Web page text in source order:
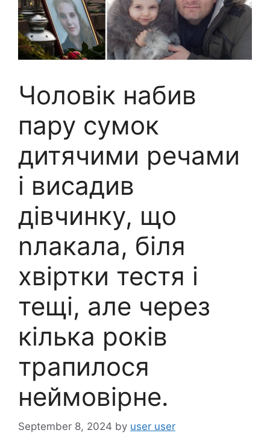
Чоловік набив
пару сумок
дитячими речами
і висадив
дівчинку, що
nлакала, біля
хвіртки тестя і
тещі, але через
кілька років
трапилося
неймовірне.
September 8, 2024 by user user